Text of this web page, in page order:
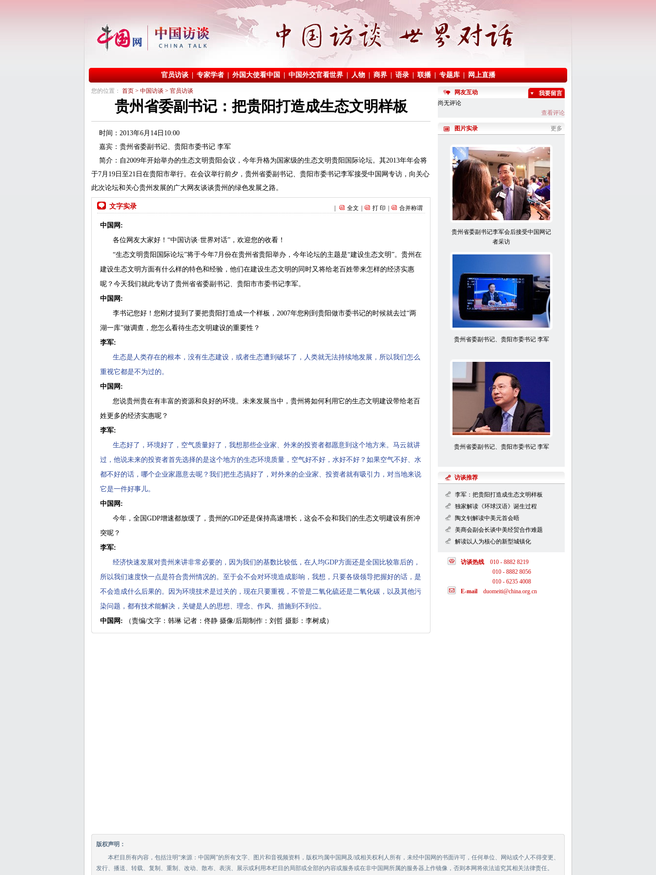
您的位置： 首页 > 中国访谈 > 官员访谈
贵州省委副书记：把贵阳打造成生态文明样板
时间：2013年6月14日10:00
嘉宾：贵州省委副书记、贵阳市委书记 李军
简介：自2009年开始举办的生态文明贵阳会议，今年升格为国家级的生态文明贵阳国际论坛。其2013年年会将
于7月19日至21日在贵阳市举行。在会议举行前夕，贵州省委副书记、贵阳市委书记李军接受中国网专访，向关心
此次论坛和关心贵州发展的广大网友谈谈贵州的绿色发展之路。
文字实录 全文 打 印 合并称谓
中国网:
各位网友大家好！“中国访谈·世界对话”，欢迎您的收看！
“生态文明贵阳国际论坛”将于今年7月份在贵州省贵阳举办，今年论坛的主题是“建设生态文明”。贵州在
建设生态文明方面有什么样的特色和经验，他们在建设生态文明的同时又将给老百姓带来怎样的经济实惠
呢？今天我们就此专访了贵州省省委副书记、贵阳市市委书记李军。
中国网:
李书记您好！您刚才提到了要把贵阳打造成一个样板，2007年您刚到贵阳做市委书记的时候就去过“两
湖一库”做调查，您怎么看待生态文明建设的重要性？
李军:
生态是人类存在的根本，没有生态建设，或者生态遭到破坏了，人类就无法持续地发展，所以我们怎么
重视它都是不为过的。
中国网:
您说贵州贵在有丰富的资源和良好的环境。未来发展当中，贵州将如何利用它的生态文明建设带给老百
姓更多的经济实惠呢？
李军:
生态好了，环境好了，空气质量好了，我想那些企业家、外来的投资者都愿意到这个地方来。马云就讲
过，他说未来的投资者首先选择的是这个地方的生态环境质量，空气好不好，水好不好？如果空气不好、水
都不好的话，哪个企业家愿意去呢？我们把生态搞好了，对外来的企业家、投资者就有吸引力，对当地来说
它是一件好事儿。
中国网:
今年，全国GDP增速都放缓了，贵州的GDP还是保持高速增长，这会不会和我们的生态文明建设有所冲
突呢？
李军:
经济快速发展对贵州来讲非常必要的，因为我们的基数比较低，在人均GDP方面还是全国比较靠后的，
所以我们速度快一点是符合贵州情况的。至于会不会对环境造成影响，我想，只要各级领导把握好的话，是
不会造成什么后果的。因为环境技术是过关的，现在只要重视，不管是二氧化硫还是二氧化碳，以及其他污
染问题，都有技术能解决，关键是人的思想、理念、作风、措施到不到位。
中国网: （责编/文字：韩琳 记者：佟静 摄像/后期制作：刘哲 摄影：李树成）
我要留言
网友互动
尚无评论
查看评论
更多
图片实录
贵州省委副书记李军会后接受中国网记
者采访
贵州省委副书记、贵阳市委书记 李军
贵州省委副书记、贵阳市委书记 李军
访谈推荐
李军：把贵阳打造成生态文明样板
独家解读《环球汉语》诞生过程
陶文钊解读中美元首会晤
美商会副会长谈中美经贸合作难题
解读以人为核心的新型城镇化
访谈热线 010 - 8882 8219
010 - 8882 8056
010 - 6235 4008
E-mail duomeiti@china.org.cn